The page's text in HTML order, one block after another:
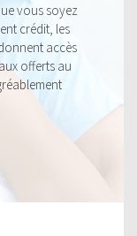
sont toujours
pouvoir vous offrir le
Jetez un coup
VOIR LES TAUX